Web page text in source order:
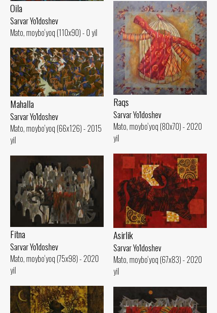
Oila
Sarvar Yo'ldoshev
Mato, moybo‘yoq (110x90) - 0 yil
Raqs
Sarvar Yo'ldoshev
Mato, moybo‘yoq (80x70) - 2020
yil
Mahalla
Sarvar Yo'ldoshev
Mato, moybo‘yoq (66x126) - 2015
yil
Asirlik
Sarvar Yo'ldoshev
Mato, moybo‘yoq (67x83) - 2020
yil
Fitna
Sarvar Yo'ldoshev
Mato, moybo‘yoq (75x98) - 2020
yil